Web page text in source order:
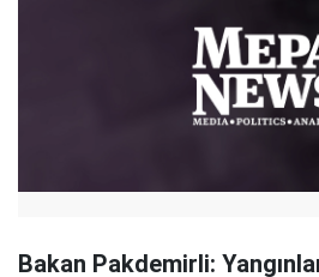
Bakan Pakdemirli: